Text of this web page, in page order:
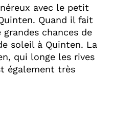
avec le petit
Quand il fait
chances de
soleil à Quinten. La
qui longe les rives
également très